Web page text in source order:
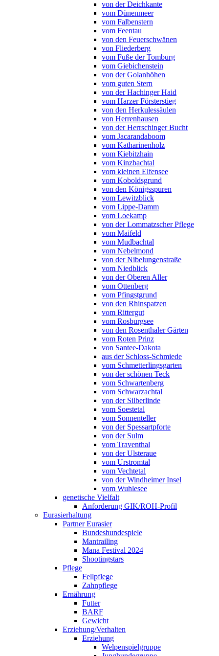
von der Deichkante
vom Dünenmeer
vom Falbenstern
vom Feentau
von den Feuerschwänen
von Fliederberg
vom Fuße der Tomburg
vom Giebichenstein
von der Golanhöhen
vom guten Stern
von der Hachinger Haid
vom Harzer Försterstieg
von den Herkulessäulen
von Herrenhausen
von der Herrschinger Bucht
vom Jacarandaboom
vom Katharinenholz
vom Kiebitzhain
vom Kinzbachtal
vom kleinen Elfensee
vom Koboldsgrund
von den Königsspuren
vom Lewitzblick
vom Lippe-Damm
vom Loekamp
von der Lommatzscher Pflege
vom Maifeld
vom Mudbachtal
vom Nebelmond
von der Nibelungenstraße
vom Niedblick
von der Oberen Aller
vom Ottenberg
vom Pfingstgrund
von den Rhinspatzen
vom Rittergut
vom Rosburgsee
von den Rosenthaler Gärten
vom Roten Prinz
von Santee-Dakota
aus der Schloss-Schmiede
vom Schmetterlingsgarten
von der schönen Teck
vom Schwartenberg
vom Schwarzachtal
von der Silberlinde
vom Soestetal
vom Sonnenteller
von der Spessartpforte
von der Sulm
vom Traventhal
von der Ulsteraue
vom Urstromtal
vom Vechtetal
von der Windheimer Insel
vom Wuhlesee
genetische Vielfalt
Anforderung GIK/ROH-Profil
Eurasierhaltung
Partner Eurasier
Bundeshundespiele
Mantrailing
Mana Festival 2024
Shootingstars
Pflege
Fellpflege
Zahnpflege
Ernährung
Futter
BARF
Gewicht
Erziehung/Verhalten
Erziehung
Welpenspielgruppe